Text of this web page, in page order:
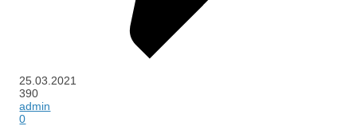
25.03.2021
390
admin
0